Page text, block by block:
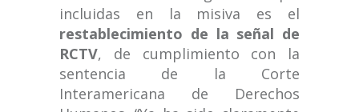
incluidas en la misiva es el
restablecimiento de la señal de
RCTV, de cumplimiento con la
sentencia de la Corte
Interamericana de Derechos